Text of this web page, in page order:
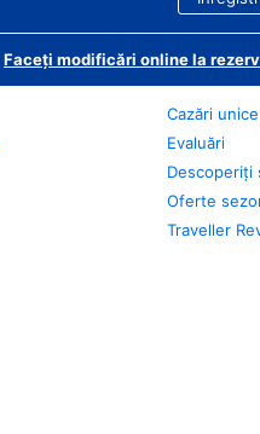
Faceți modificări online la
Cazări unice
Evaluări
Descoperiți
Oferte
Traveller